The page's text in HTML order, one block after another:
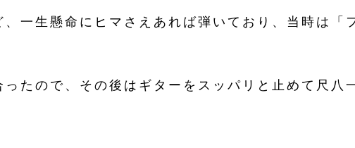
一生懸命にヒマさえあれば弾いており、当時は「
たので、その後はギターをスッパリと止めて尺八